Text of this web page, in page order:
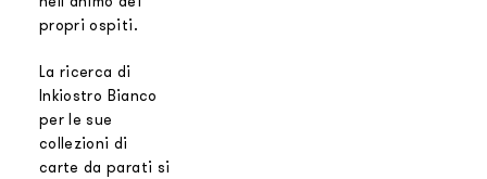
propri ospiti.
La ricerca di
Inkiostro Bianco
per le sue
collezioni di
carte da parati si